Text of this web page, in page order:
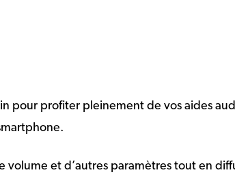
pour profiter pleinement de vos aides
et d’autres paramètres tout en